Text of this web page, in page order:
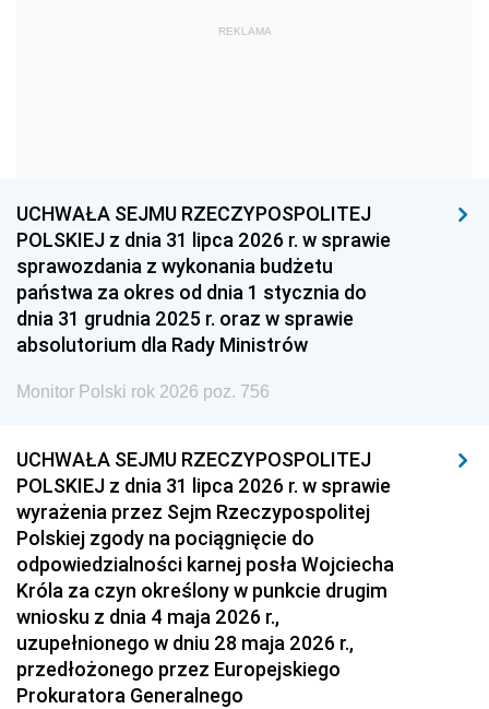
1959
1939 1938 1937
1936 1930
REKLAMA
UCHWAŁA SEJMU RZECZYPOSPOLITEJ
POLSKIEJ z dnia 31 lipca 2026 r. w sprawie
sprawozdania z wykonania budżetu
państwa za okres od dnia 1 stycznia do
dnia 31 grudnia 2025 r. oraz w sprawie
absolutorium dla Rady Ministrów
Monitor Polski rok 2026 poz. 756
UCHWAŁA SEJMU RZECZYPOSPOLITEJ
POLSKIEJ z dnia 31 lipca 2026 r. w sprawie
wyrażenia przez Sejm Rzeczypospolitej
Polskiej zgody na pociągnięcie do
odpowiedzialności karnej posła Wojciecha
Króla za czyn określony w punkcie drugim
wniosku z dnia 4 maja 2026 r.,
uzupełnionego w dniu 28 maja 2026 r.,
przedłożonego przez Europejskiego
Prokuratora Generalnego